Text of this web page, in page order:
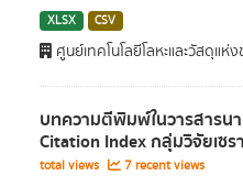
XLSX CSV
ศูนย์เทคโนโลยีโลหะและวัสดุแห่
บทความตีพิมพ์ในวารสารน
Citation Index กลุ่มวิจัยเซ
total views
7 recent views